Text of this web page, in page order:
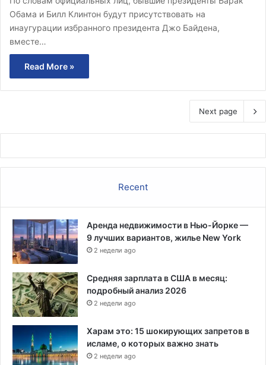
Обама и Билл Клинтон будут присутствовать на
инаугурации избранного президента Джо Байдена,
вместе…
Read More »
Next page
Recent
Аренда недвижимости в Нью-Йорке —
9 лучших вариантов, жилье New York
2 недели ago
Средняя зарплата в США в месяц:
подробный анализ 2026
2 недели ago
Харам это: 15 шокирующих запретов в
исламе, о которых важно знать
2 недели ago